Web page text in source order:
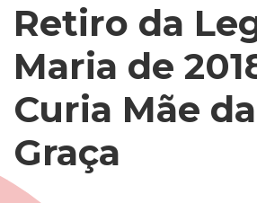
Retiro da
Maria de
Curia Mãe
Graça